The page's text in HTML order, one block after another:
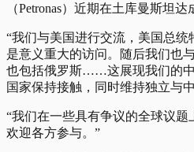
（Petronas）近期在土库曼斯坦达
“我们与美国进行交流，美国总
是意义重大的访问。随后我们也
也包括俄罗斯……这展现我们的
国家保持接触，同时维持独立与中
“我们在一些具有争议的全球议
欢迎各方参与。”